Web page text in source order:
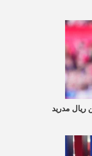
مدريد